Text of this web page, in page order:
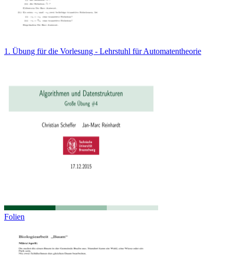
1. Übung für die Vorlesung - Lehrstuhl für Automatentheorie
Folien